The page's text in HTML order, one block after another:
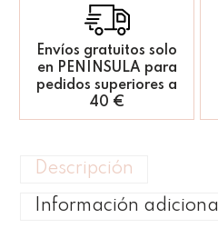
Envíos gratuitos solo
en PENINSULA para
pedidos superiores a
40 €
Descripción
Información adicional